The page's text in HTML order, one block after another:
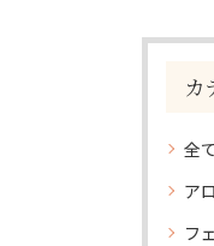
カ
全
ア
フ